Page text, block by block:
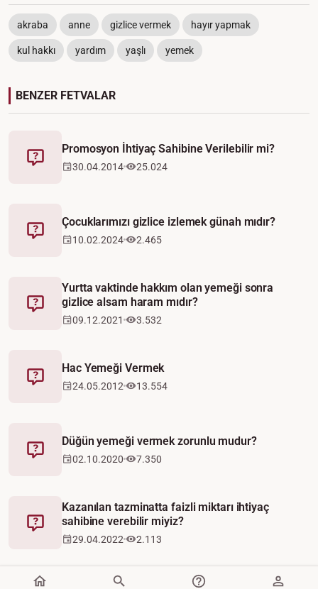
akraba anne gizlice vermek hayır yapmak
kul hakkı yardım yaşlı yemek
BENZER FETVALAR
Fetva
Promosyon İhtiyaç Sahibine Verilebilir mi?
30.04.2014 25.024
Fetva
Çocuklarımızı gizlice izlemek günah mıdır?
10.02.2024 2.465
Fetva
Yurtta vaktinde hakkım olan yemeği sonra
gizlice alsam haram mıdır?
09.12.2021 3.532
Fetva
Hac Yemeği Vermek
24.05.2012 13.554
Fetva
Düğün yemeği vermek zorunlu mudur?
02.10.2020 7.350
Fetva
Kazanılan tazminatta faizli miktarı ihtiyaç
sahibine verebilir miyiz?
29.04.2022 2.113